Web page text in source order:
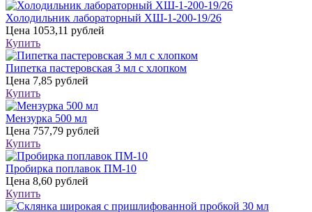
Холодильник лабораторный ХШ-1-200-19/26
Цена 1053,11 рублей
Купить
Пипетка пастеровская 3 мл с хлопком
Цена 7,85 рублей
Купить
Мензурка 500 мл
Цена 757,79 рублей
Купить
Пробирка поплавок ПМ-10
Цена 8,60 рублей
Купить